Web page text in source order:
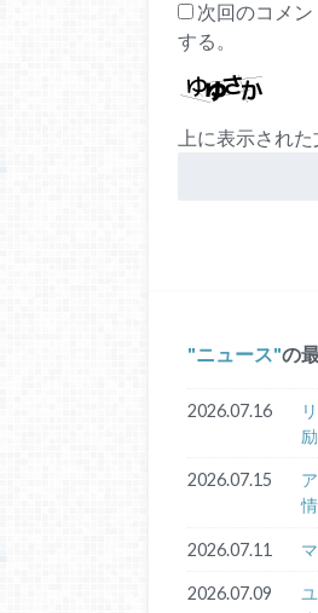
次回のコメ
する。
上に表示され
ニュース の
2026.07.16
2026.07.15
2026.07.11
2026.07.09